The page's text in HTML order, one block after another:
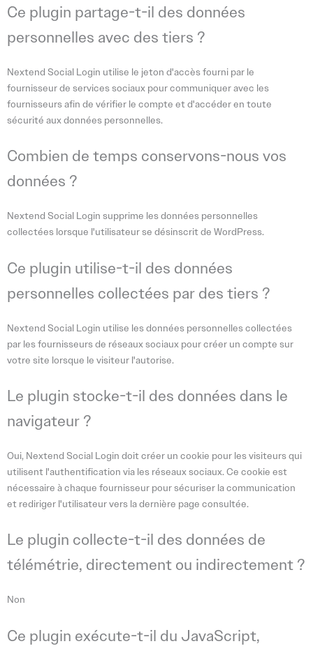
Ce plugin partage-t-il des données
personnelles avec des tiers ?
Nextend Social Login utilise le jeton d'accès fourni par le
fournisseur de services sociaux pour communiquer avec les
fournisseurs afin de vérifier le compte et d'accéder en toute
sécurité aux données personnelles.
Combien de temps conservons-nous vos
données ?
Nextend Social Login supprime les données personnelles
collectées lorsque l'utilisateur se désinscrit de WordPress.
Ce plugin utilise-t-il des données
personnelles collectées par des tiers ?
Nextend Social Login utilise les données personnelles collectées
par les fournisseurs de réseaux sociaux pour créer un compte sur
votre site lorsque le visiteur l'autorise.
Le plugin stocke-t-il des données dans le
navigateur ?
Oui, Nextend Social Login doit créer un cookie pour les visiteurs qui
utilisent l'authentification via les réseaux sociaux. Ce cookie est
nécessaire à chaque fournisseur pour sécuriser la communication
et rediriger l'utilisateur vers la dernière page consultée.
Le plugin collecte-t-il des données de
télémétrie, directement ou indirectement ?
Non
Ce plugin exécute-t-il du JavaScript,